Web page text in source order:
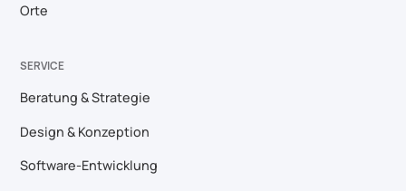
Orte
SERVICE
Beratung & Strategie
Design & Konzeption
Software-Entwicklung